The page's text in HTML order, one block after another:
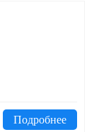
Подробнее